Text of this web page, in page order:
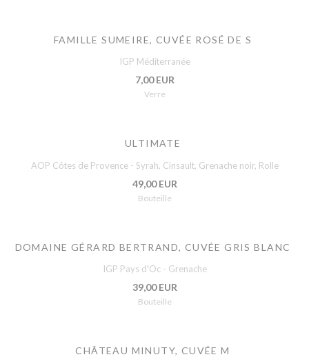
FAMILLE SUMEIRE, CUVÉE ROSÉ DE S
IGP Méditerranée
7,00 EUR
Verre
ULTIMATE
AOP Côtes de Provence - Syrah, Cinsault, Grenache noir, Rolle
49,00 EUR
Bouteille
DOMAINE GÉRARD BERTRAND, CUVÉE GRIS BLANC
IGP Pays d'Oc - Grenache
39,00 EUR
Bouteille
CHÂTEAU MINUTY, CUVÉE M